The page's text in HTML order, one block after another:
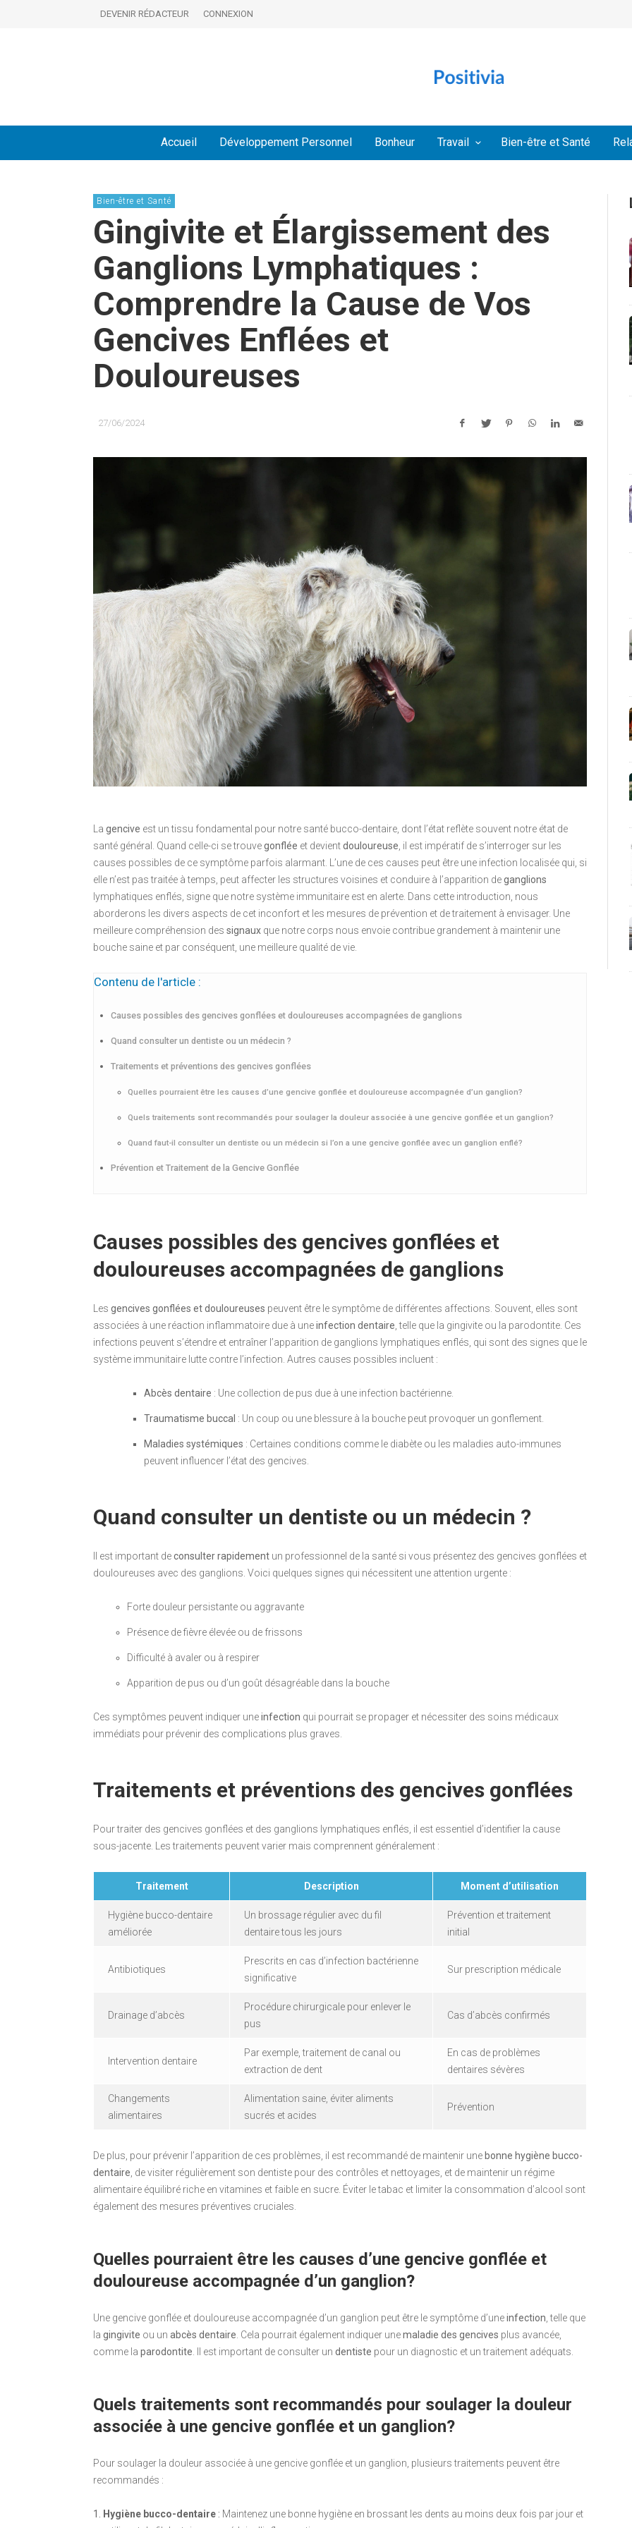
DEVENIR RÉDACTEUR CONNEXION
Accueil Développement Personnel Bonheur Travail Bien-être et Santé
Bien-être et Santé
Gingivite et Élargissement des
Ganglions Lymphatiques :
Comprendre la Cause de Vos
Gencives Enflées et
Douloureuses
27/06/2024
La gencive est un tissu fondamental pour notre santé bucco-dentaire, dont l’état reflète souvent notre état de
santé général. Quand celle-ci se trouvegonflée et devientdouloureuse , il est impératif de s’interroger sur les
causes possibles de ce symptôme parfois alarmant. L’une de ces causes peut être une infection localisée qui, si
elle n’est pas traitée à temps, peut affecter les structures voisines et conduire à l’apparition deganglions
lymphatiques enflés, signe que notre système immunitaire est en alerte. Dans cette introduction, nous
aborderons les divers aspects de cet inconfort et les mesures de prévention et de traitement à envisager. Une
meilleure compréhension des signaux que notre corps nous envoie contribue grandement à maintenir une
bouche saine et par conséquent, une meilleure qualité de vie.
Contenu de l'article :
Causes possibles des gencives gonflées et douloureuses accompagnées de ganglions
Quand consulter un dentiste ou un médecin ?
Traitements et préventions des gencives gonflées
Quelles pourraient être les causes d’une gencive gonflée et douloureuse accompagnée d’un ganglion?
Quels traitements sont recommandés pour soulager la douleur associée à une gencive gonflée et un ganglion?
Quand faut-il consulter un dentiste ou un médecin si l’on a une gencive gonflée avec un ganglion enflé?
Prévention et Traitement de la Gencive Gonflée
Causes possibles des gencives gonflées et
douloureuses accompagnées de ganglions
Les gencives gonflées et douloureuses peuvent être le symptôme de différentes affections. Souvent, elles sont
associées à une réaction inflammatoire due à uneinfection dentaire , telle que la gingivite ou la parodontite. Ces
infections peuvent s’étendre et entraîner l’apparition de ganglions lymphatiques enflés, qui sont des signes que le
système immunitaire lutte contre l’infection. Autres causes possibles incluent :
Abcès dentaire : Une collection de pus due à une infection bactérienne.
Traumatisme buccal : Un coup ou une blessure à la bouche peut provoquer un gonflement.
Maladies systémiques : Certaines conditions comme le diabète ou les maladies auto-immunes
peuvent influencer l’état des gencives.
Quand consulter un dentiste ou un médecin ?
Il est important deconsulter rapidement un professionnel de la santé si vous présentez des gencives gonflées et
douloureuses avec des ganglions. Voici quelques signes qui nécessitent une attention urgente :
Forte douleur persistante ou aggravante
Présence de fièvre élevée ou de frissons
Difficulté à avaler ou à respirer
Apparition de pus ou d’un goût désagréable dans la bouche
Ces symptômes peuvent indiquer uneinfection qui pourrait se propager et nécessiter des soins médicaux
immédiats pour prévenir des complications plus graves.
Traitements et préventions des gencives gonflées
Pour traiter des gencives gonflées et des ganglions lymphatiques enflés, il est essentiel d’identifier la cause
sous-jacente. Les traitements peuvent varier mais comprennent généralement :
Traitement Description Moment d’utilisation
Hygiène bucco-dentaire
améliorée
Un brossage régulier avec du fil
dentaire tous les jours
Prévention et traitement
initial
Antibiotiques
Prescrits en cas d’infection bactérienne
significative
Sur prescription médicale
Drainage d’abcès
Procédure chirurgicale pour enlever le
pus
Cas d’abcès confirmés
Intervention dentaire
Par exemple, traitement de canal ou
extraction de dent
En cas de problèmes
dentaires sévères
Changements
alimentaires
Alimentation saine, éviter aliments
sucrés et acides
Prévention
De plus, pour prévenir l’apparition de ces problèmes, il est recommandé de maintenir une bonne hygiène bucco-
dentaire , de visiter régulièrement son dentiste pour des contrôles et nettoyages, et de maintenir un régime
alimentaire équilibré riche en vitamines et faible en sucre. Éviter le tabac et limiter la consommation d’alcool sont
également des mesures préventives cruciales.
Quelles pourraient être les causes d’une gencive gonflée et
douloureuse accompagnée d’un ganglion?
Une gencive gonflée et douloureuse accompagnée d’un ganglion peut être le symptôme d’uneinfection , telle que
la gingivite ou un abcès dentaire . Cela pourrait également indiquer unemaladie des gencives plus avancée,
comme la parodontite . Il est important de consulter un dentiste pour un diagnostic et un traitement adéquats.
Quels traitements sont recommandés pour soulager la douleur
associée à une gencive gonflée et un ganglion?
Pour soulager la douleur associée à une gencive gonflée et un ganglion, plusieurs traitements peuvent être
recommandés :
1. Hygiène bucco-dentaire : Maintenez une bonne hygiène en brossant les dents au moins deux fois par jour et